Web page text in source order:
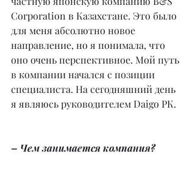
Corporation в Казахстане. Это было
для меня абсолютно новое
направление, но я понимала, что
оно очень перспективное. Мой путь
в компании начался с позиции
специалиста. На сегодняшний день
я являюсь руководителем Daigo РК.
– Чем занимается компания?